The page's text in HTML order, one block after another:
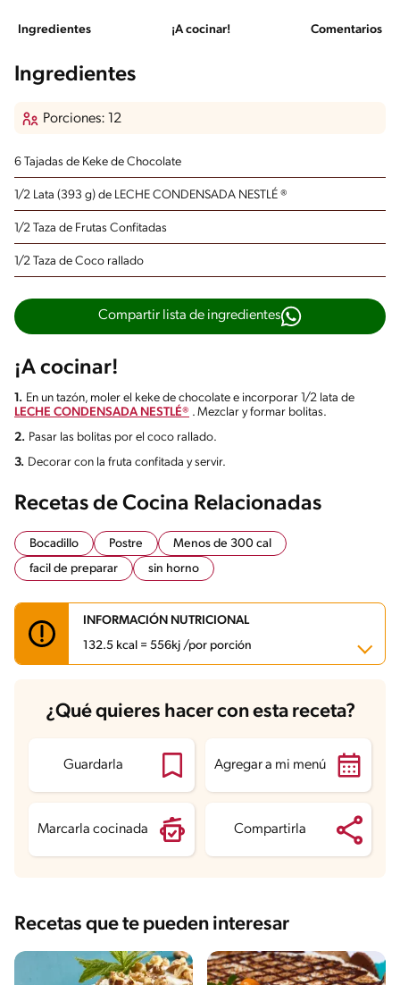
Ingredientes ¡A cocinar! Comentarios
Ingredientes
Porciones: 12
6 Tajadas de Keke de Chocolate
1/2 Lata (393 g) de LECHE CONDENSADA NESTLÉ ®
1/2 Taza de Frutas Confitadas
1/2 Taza de Coco rallado
Compartir lista de ingredientes
¡A cocinar!
1. En un tazón, moler el keke de chocolate e incorporar 1/2 lata de
LECHE CONDENSADA NESTLÉ® . Mezclar y formar bolitas.
2. Pasar las bolitas por el coco rallado.
3. Decorar con la fruta confitada y servir.
Recetas de Cocina Relacionadas
Bocadillo Postre
Menos de 300 cal
facil de preparar
sin horno
INFORMACIÓN NUTRICIONAL
132.5 kcal = 556kj /por porción
Carbohidratos
23.6 g
Energía 132.5 kcal
Proteína
Grasas saturadas 2.5 g
Sodio 136.5 mg
¿Qué quieres hacer con esta receta?
Guardarla Agregar a mi menú
Marcarla cocinada Compartirla
Recetas que te pueden interesar